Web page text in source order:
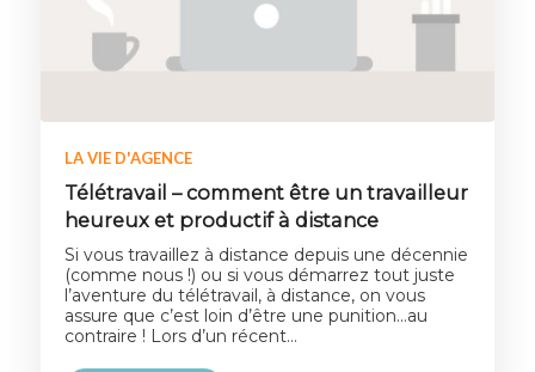
LA VIE D'AGENCE
Télétravail – comment être un travailleur
heureux et productif à distance
Si vous travaillez à distance depuis une décennie
(comme nous !) ou si vous démarrez tout juste
l’aventure du télétravail, à distance, on vous
assure que c’est loin d’être une punition…au
contraire ! Lors d’un récent…